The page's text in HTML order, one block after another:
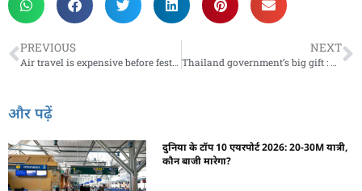
PREVIOUS
Air travel is expensive before festivals : त्योहारों से पहले हवाई यात्रा महंगी, टिकट की कीमतें बढ़ा रही चिंता
NEXT
Thailand government’s big gift : थाईलैंड सरकार का बड़ा तोहफा, भारतीयों को मिलेगा सीधा फायदा
और पढ़ें
दुनिया के टॉप 10 एयरपोर्ट 2026: 20-30M यात्री,
कौन बाजी मारेगा?